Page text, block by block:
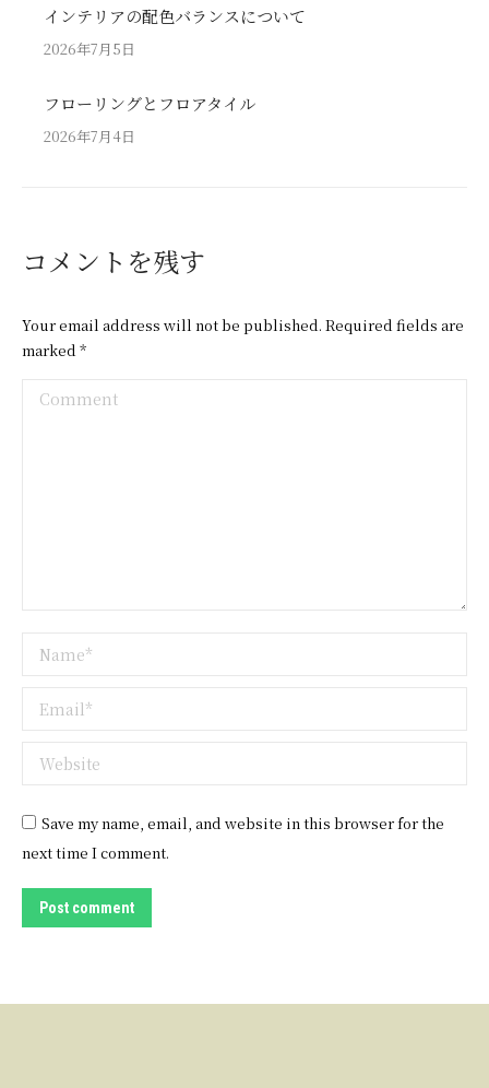
インテリアの配色バランスについて
2026年7月5日
フローリングとフロアタイル
2026年7月4日
コメントを残す
Your email address will not be published. Required fields are
marked*
Comment
Name *
Email *
Website
Save my name, email, and website in this browser for the
next time I comment.
Post comment